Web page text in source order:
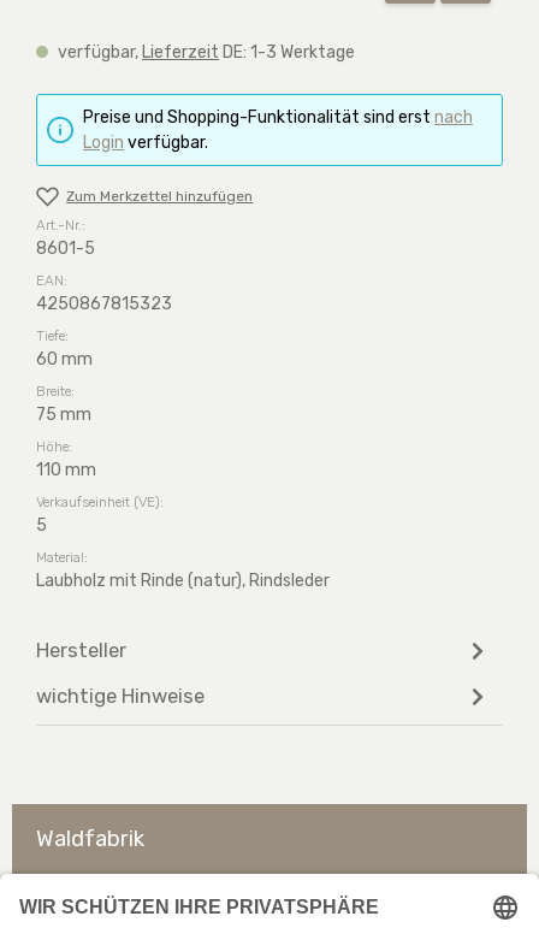
verfügbar, Lieferzeit DE: 1-3 Werktage
Preise und Shopping-Funktionalität sind erst nach
Login verfügbar.
Zum Merkzettel hinzufügen
Art.-Nr.:
8601-5
EAN:
4250867815323
Tiefe:
60 mm
Breite:
75 mm
Höhe:
110 mm
Verkaufseinheit (VE):
5
Material:
Laubholz mit Rinde (natur), Rindsleder
Hersteller
wichtige Hinweise
Waldfabrik
So erreichen Sie uns